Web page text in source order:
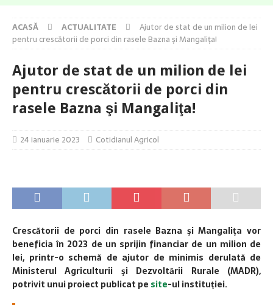
ACASĂ ACTUALITATE
Ajutor de stat de un milion de lei
pentru crescătorii de porci din rasele Bazna şi Mangaliţa!
Ajutor de stat de un milion de lei
pentru crescătorii de porci din
rasele Bazna şi Mangaliţa!
24 ianuarie 2023 Cotidianul Agricol
Crescătorii de porci din rasele Bazna şi Mangaliţa vor
beneficia în 2023 de un sprijin financiar de un milion de
lei, printr-o schemă de ajutor de minimis derulată de
Ministerul Agriculturii şi Dezvoltării Rurale (MADR),
potrivit unui proiect publicat pe site-ul instituţiei.